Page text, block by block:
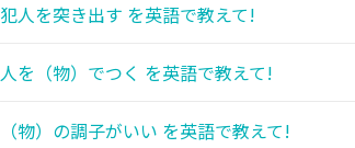
犯人を突き出す を英語で教えて!
人を（物）でつく を英語で教えて!
（物）の調子がいい を英語で教えて!